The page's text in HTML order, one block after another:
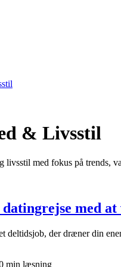
& Livsstil
livsstil med fokus på trends,
med
deltidsjob, der dræner din
min læsning